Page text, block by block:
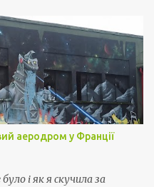
аеродром у Франції
і як я скучила за